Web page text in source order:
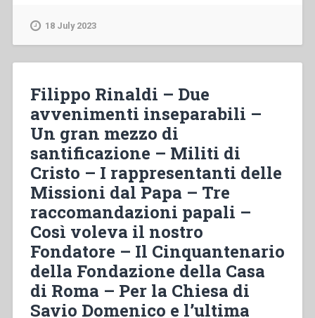
del
S.
Padre
e
suo
grande
amore
per
la
nostra
Società
–
Norme
D.
18 July 2023
Filippo Rinaldi – Due
avvenimenti inseparabili –
Un gran mezzo di
santificazione – Militi di
Cristo – I rappresentanti delle
Missioni dal Papa – Tre
raccomandazioni papali –
Così voleva il nostro
Fondatore – Il Cinquantenario
della Fondazione della Casa
di Roma – Per la Chiesa di
Savio Domenico e l’ultima